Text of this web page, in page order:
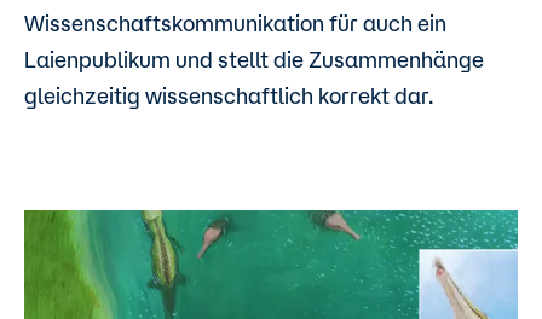
Wissenschaftskommunikation für auch ein
Laienpublikum und stellt die Zusammenhänge
gleichzeitig wissenschaftlich korrekt dar.